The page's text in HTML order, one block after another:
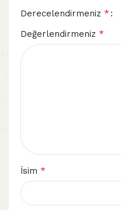
Derecelendirmeniz *
Değerlendirmeniz *
İsim *